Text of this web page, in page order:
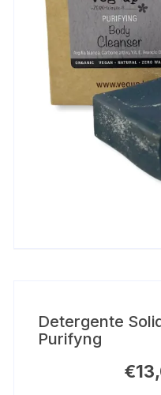
Detergente
Purifyng
€